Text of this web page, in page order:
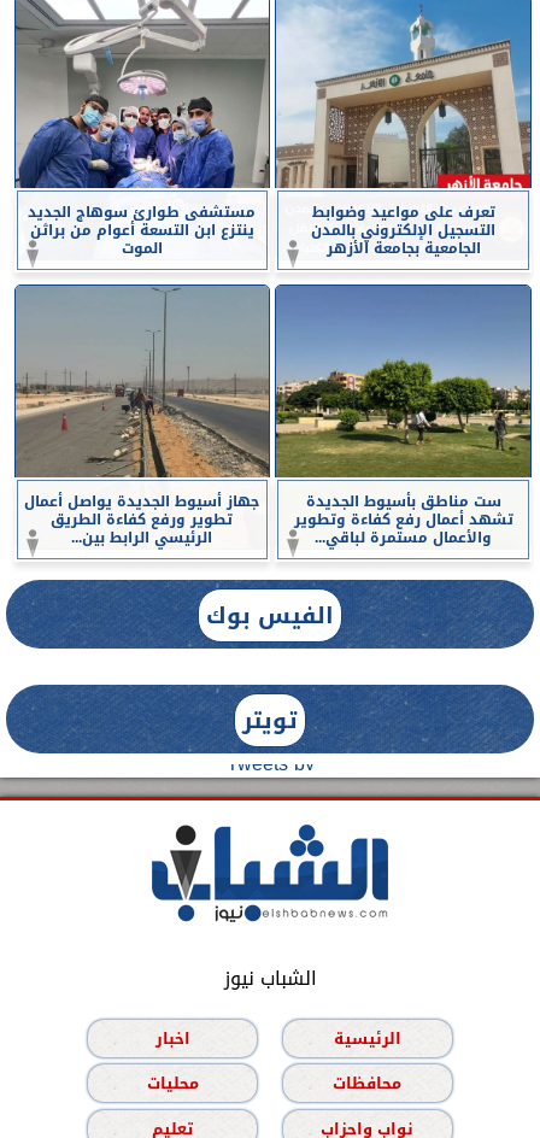
تعرف على مواعيد وضوابط
التسجيل الإلكتروني بالمدن
الجامعية بجامعة الأزهر
مستشفى طوارئ سوهاج الجديد
ينتزع ابن التسعة أعوام من براثن
الموت
ست مناطق بأسيوط الجديدة
تشهد أعمال رفع كفاءة وتطوير
والأعمال مستمرة لباقي...
جهاز أسيوط الجديدة يواصل أعمال
تطوير ورفع كفاءة الطريق
الرئيسي الرابط بين...
الفيس بوك
تويتر
Tweets by
الشباب نيوز
الرئيسية
اخبار
محافظات
محليات
نواب واحزاب
تعليم